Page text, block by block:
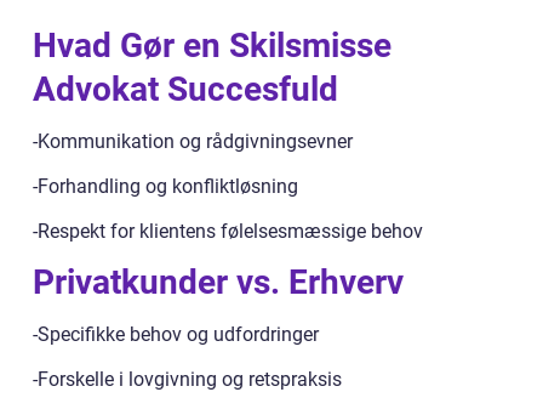
Hvad Gør en Skilsmisse
Advokat Succesfuld
-Kommunikation og rådgivningsevner
-Forhandling og konfliktløsning
-Respekt for klientens følelsesmæssige behov
Privatkunder vs. Erhverv
-Specifikke behov og udfordringer
-Forskelle i lovgivning og retspraksis